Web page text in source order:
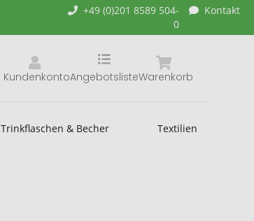
+49 (0)201 8589 504-
0
Kontakt
Kundenkonto Warenkorb
Angebotsliste
Trinkflaschen & Becher Textilien